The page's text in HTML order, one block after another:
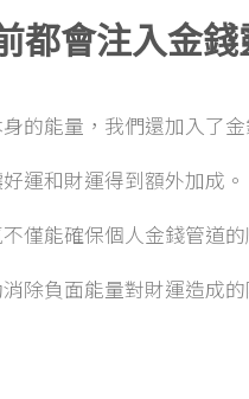
都會注入金錢
的能量，我們還加入了金
好運和財運得到額外加成。
僅能確保個人金錢管道的
除負面能量對財運造成的